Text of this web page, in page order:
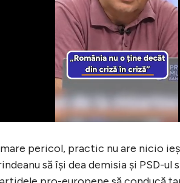
pericol, practic nu are nicio
să își dea demisia și PSD-ul